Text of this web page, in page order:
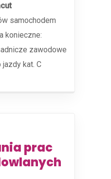
samochodem
konieczne:
zawodowe
jazdy kat. C
prac